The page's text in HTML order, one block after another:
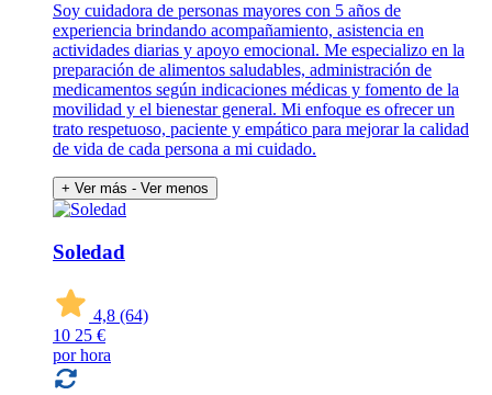
Soy cuidadora de personas mayores con 5 años de
experiencia brindando acompañamiento, asistencia en
actividades diarias y apoyo emocional. Me especializo en la
preparación de alimentos saludables, administración de
medicamentos según indicaciones médicas y fomento de la
movilidad y el bienestar general. Mi enfoque es ofrecer un
trato respetuoso, paciente y empático para mejorar la calidad
de vida de cada persona a mi cuidado.
+ Ver más - Ver menos
Soledad
4,8 (64)
10 25 €
por hora